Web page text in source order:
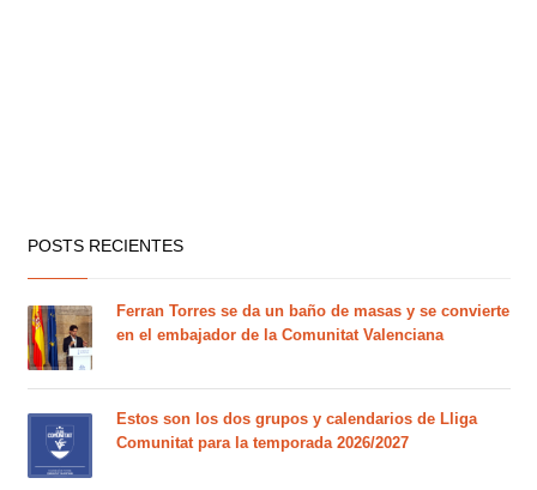
POSTS RECIENTES
Ferran Torres se da un baño de masas y se convierte
en el embajador de la Comunitat Valenciana
Estos son los dos grupos y calendarios de Lliga
Comunitat para la temporada 2026/2027